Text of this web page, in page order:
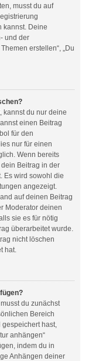
musst du auf
kannst. Deine
und der
erstellen“, „Du
kannst du nur deine
einen Beitrag
für den
nur für einen
Wenn bereits
Beitrag in der
Es wird sowohl die
angezeigt.
auf deinen Beitrag
Moderator deinen
sie es für nötig
überarbeitet wurde.
nicht löschen
hat.
du zunächst
Bereich
hast,
anhängen“
indem du in
Anhängen deiner